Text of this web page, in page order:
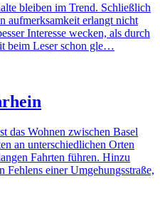
bleiben im Trend. Schließlich
aufmerksamkeit erlangt nicht
Interesse wecken, als durch
beim Leser schon gle…
das Wohnen zwischen Basel
an unterschiedlichen Orten
Fahrten führen. Hinzu
einer Umgehungsstraße,